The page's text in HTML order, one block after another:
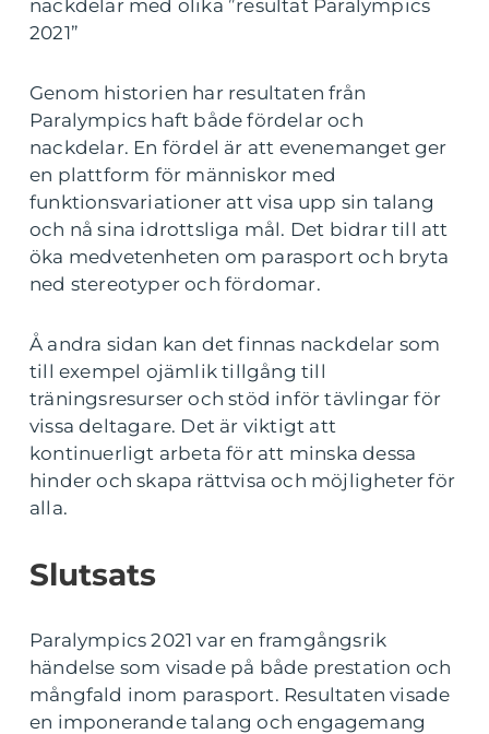
nackdelar med olika ”resultat Paralympics
2021”
Genom historien har resultaten från
Paralympics haft både fördelar och
nackdelar. En fördel är att evenemanget ger
en plattform för människor med
funktionsvariationer att visa upp sin talang
och nå sina idrottsliga mål. Det bidrar till att
öka medvetenheten om parasport och bryta
ned stereotyper och fördomar.
Å andra sidan kan det finnas nackdelar som
till exempel ojämlik tillgång till
träningsresurser och stöd inför tävlingar för
vissa deltagare. Det är viktigt att
kontinuerligt arbeta för att minska dessa
hinder och skapa rättvisa och möjligheter för
alla.
Slutsats
Paralympics 2021 var en framgångsrik
händelse som visade på både prestation och
mångfald inom parasport. Resultaten visade
en imponerande talang och engagemang